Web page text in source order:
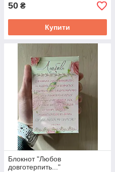
50 ₴
Купити
Блокнот "Любов
довготерпить..."